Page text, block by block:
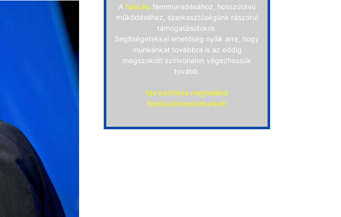
A fuhu.hu fennmaradásához, hosszútávú
működéséhez, szerkesztőségünk rászorul
támogatásotokra.
Segítségetekkel lehetőség nyílik arra, hogy
munkánkat továbbra is az eddig
megszokott színvonalon végezhessük
tovább.
Ide kattintva megtalálod
bankszámlaszámunkat!